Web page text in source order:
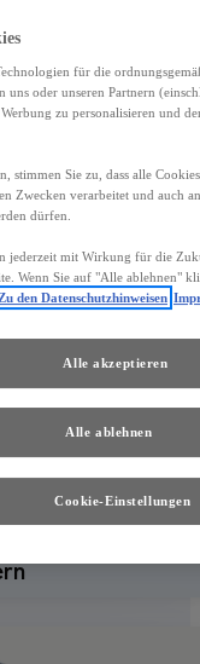
B
Reichweite
72 km
für die
uns oder unseren Partnern
zu personalisieren und
stimmen Sie zu, dass alle
Zwecken verarbeitet und auch
dürfen.
mit Wirkung für die
Wenn Sie auf "Alle ablehnen"
den Datenschutzhinweisen
Cookie-Einstellungen
Alle ablehnen
Alle akzeptieren